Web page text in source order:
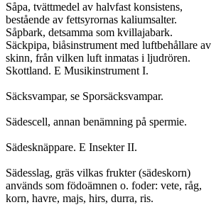
Såpa, tvättmedel av halvfast konsistens,
bestående av fettsyrornas kaliumsalter.
Såpbark, detsamma som kvillajabark.
Säckpipa, biåsinstrument med luftbehållare av
skinn, från vilken luft inmatas i ljudrören.
Skottland. E Musikinstrument I.
Säcksvampar, se Sporsäcksvampar.
Sädescell, annan benämning på spermie.
Sädesknäppare. E Insekter II.
Sädesslag, gräs vilkas frukter (sädeskorn)
används som födoämnen o. foder: vete, råg,
korn, havre, majs, hirs, durra, ris.